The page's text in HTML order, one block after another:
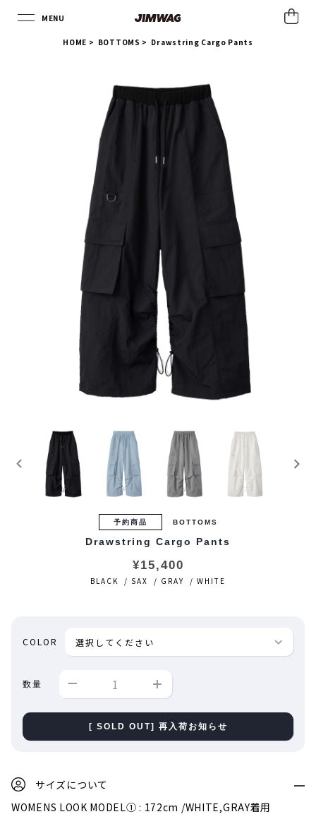
MENU
HOME > BOTTOMS > Drawstring Cargo Pants
予約商品 BOTTOMS
Drawstring Cargo Pants
¥15,400
BLACK / SAX / GRAY / WHITE
COLOR
数量
[ SOLD OUT] 再入荷お知らせ
サイズについて
WOMENS LOOK MODEL① : 172cm /WHITE,GRAY着用